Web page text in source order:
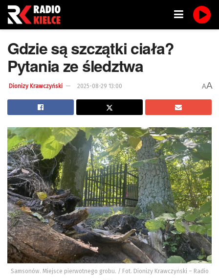
Gdzie są szczątki ciała?
Pytania ze śledztwa
Dionizy Krawczyński 2025-08-29 13:00 AA
Samsonów. Miejsce pierwotnego grobu. / Fot. Dionizy Krawczyński – Radio